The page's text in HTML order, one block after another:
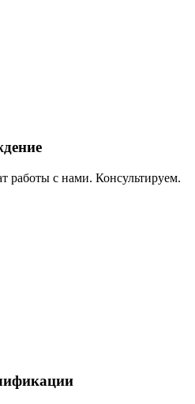
с нами. Консультируем.